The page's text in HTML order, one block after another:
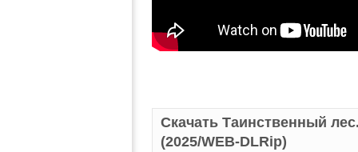
Скачать Таинственный
(2025/WEB-DLRip)